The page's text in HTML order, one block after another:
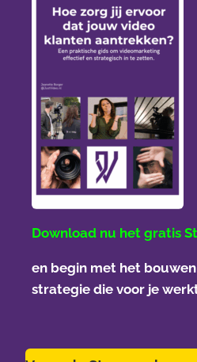
Download nu het gratis
en begin met het
strategie die voor je